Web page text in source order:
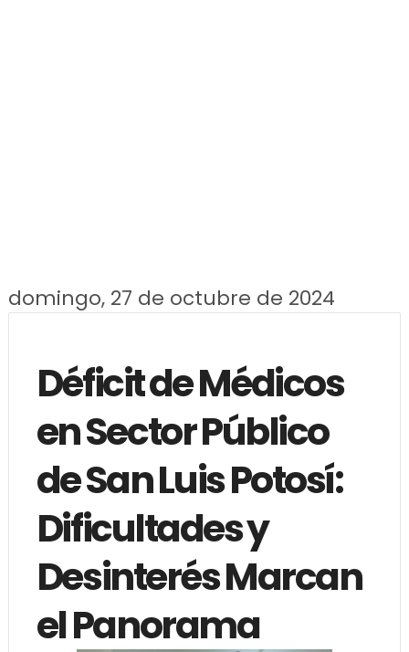
domingo, 27 de octubre de 2024
Déficit de Médicos
en Sector Público
de San Luis Potosí:
Dificultades y
Desinterés Marcan
el Panorama